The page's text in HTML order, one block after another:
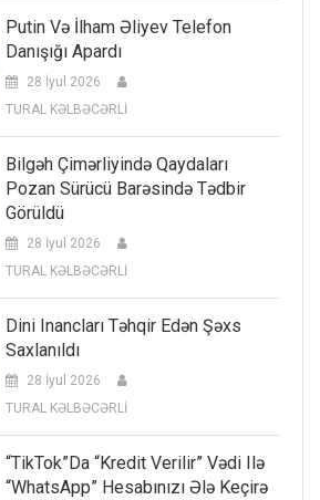
Putin Və İlham Əliyev Telefon
Danışığı Apardı
28 İyul 2026
TURAL KƏLBƏCƏRLİ
Bilgəh Çimərliyində Qaydaları
Pozan Sürücü Barəsində Tədbir
Görüldü
28 İyul 2026
TURAL KƏLBƏCƏRLİ
Dini Inancları Təhqir Edən Şəxs
Saxlanıldı
28 İyul 2026
TURAL KƏLBƏCƏRLİ
“TikTok”da “kredit Verilir” Vədi Ilə
“WhatsApp” Hesabınızı Ələ Keçirə